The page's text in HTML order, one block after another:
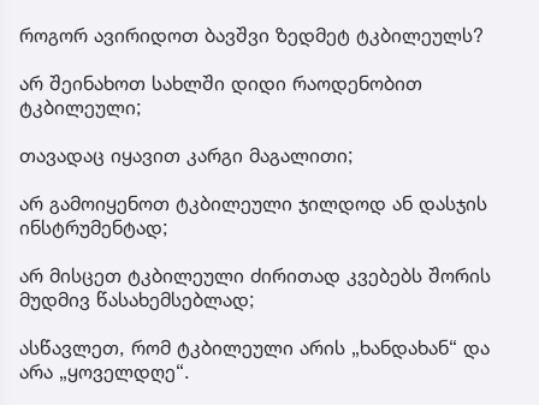
როგორ ავირიდოთ ბავშვი ზედმეტ ტკბილეულს?
არ შეინახოთ სახლში დიდი რაოდენობით
ტკბილეული;
თავადაც იყავით კარგი მაგალითი;
არ გამოიყენოთ ტკბილეული ჯილდოდ ან დასჯის
ინსტრუმენტად;
არ მისცეთ ტკბილეული ძირითად კვებებს შორის
მუდმივ წასახემსებლად;
ასწავლეთ, რომ ტკბილეული არის „ხანდახან“ და
არა „ყოველდღე“.